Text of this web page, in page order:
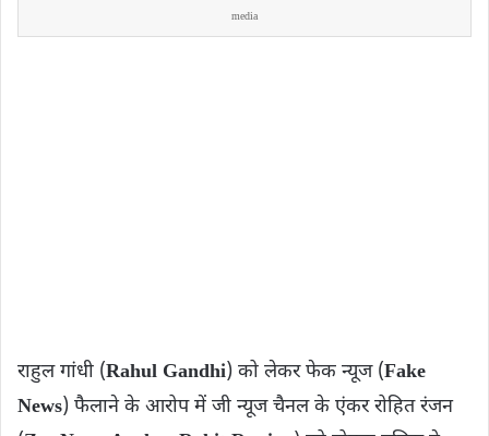
media
राहुल गांधी (Rahul Gandhi) को लेकर फेक न्यूज (Fake
News) फैलाने के आरोप में जी न्यूज चैनल के एंकर रोहित रंजन